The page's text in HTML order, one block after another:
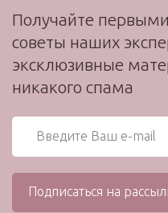
Получайте
советы наших
эксклюзивные
никакого спама